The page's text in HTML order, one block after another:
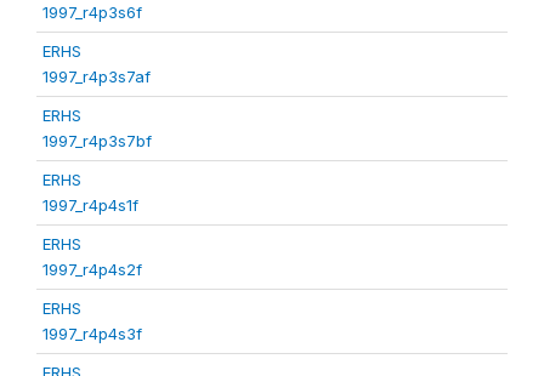
1997_r4p3s6f
ERHS
1997_r4p3s7af
ERHS
1997_r4p3s7bf
ERHS
1997_r4p4s1f
ERHS
1997_r4p4s2f
ERHS
1997_r4p4s3f
ERHS